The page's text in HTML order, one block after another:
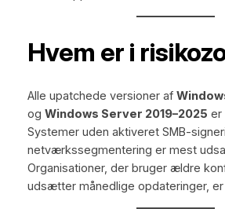
Hvem er i
Alle upatchede versioner af
og Windows Server 2019–2025 er
Systemer uden aktiveret SMB-
netværkssegmentering er mest
Organisationer, der bruger ældre
udsætter månedlige opdateringer,